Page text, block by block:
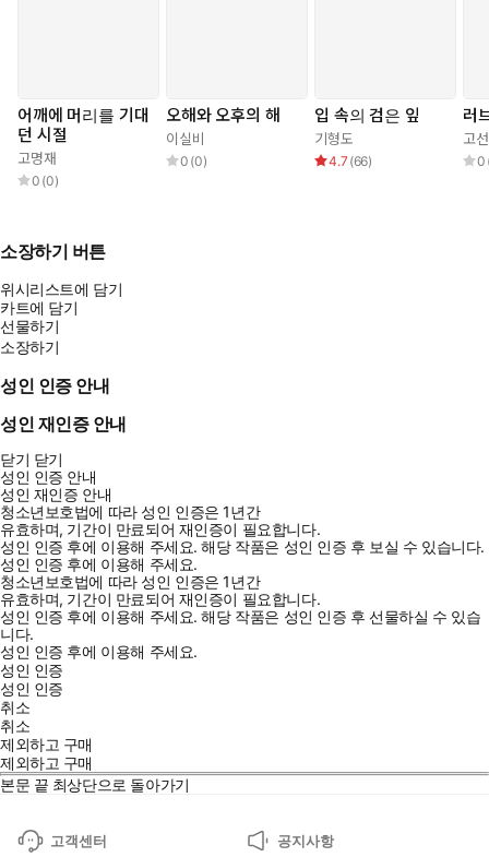
어깨에 머리를 기대
던 시절
고명재
0 (0)
오해와 오후의 해
이실비
0 (0)
입 속의 검은 잎
기형도
4.7 (66)
러
고
0
소장하기 버튼
위시리스트에 담기
카트에 담기
선물하기
소장하기
성인 인증 안내
성인 재인증 안내
닫기 닫기
성인 인증 안내
성인 재인증 안내
청소년보호법에 따라 성인 인증은 1년간
유효하며, 기간이 만료되어 재인증이 필요합니다.
성인 인증 후에 이용해 주세요.해당 작품은 성인 인증 후 보실 수 있습니다.
성인 인증 후에 이용해 주세요.
청소년보호법에 따라 성인 인증은 1년간
유효하며, 기간이 만료되어 재인증이 필요합니다.
성인 인증 후에 이용해 주세요.해당 작품은 성인 인증 후 선물하실 수 있습
니다.
성인 인증 후에 이용해 주세요.
성인 인증
성인 인증
취소
취소
제외하고 구매
제외하고 구매
본문 끝 최상단으로 돌아가기
고객센터 공지사항